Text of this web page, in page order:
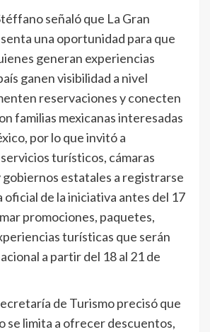
señaló que La Gran
una oportunidad para que
generan experiencias
ganen visibilidad a nivel
reservaciones y conecten
familias mexicanas interesadas
por lo que invitó a
turísticos, cámaras
gobiernos estatales a registrarse
oficial de la iniciativa antes del 17
promociones, paquetes,
turísticas que serán
a partir del 18 al 21 de
de Turismo precisó que
se limita a ofrecer descuentos,